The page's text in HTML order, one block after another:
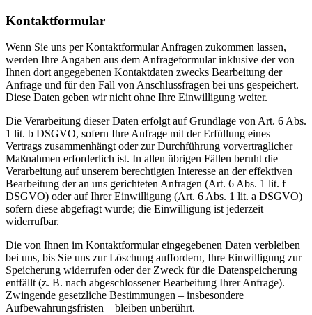
Kontaktformular
Wenn Sie uns per Kontaktformular Anfragen zukommen lassen,
werden Ihre Angaben aus dem Anfrageformular inklusive der von
Ihnen dort angegebenen Kontaktdaten zwecks Bearbeitung der
Anfrage und für den Fall von Anschlussfragen bei uns gespeichert.
Diese Daten geben wir nicht ohne Ihre Einwilligung weiter.
Die Verarbeitung dieser Daten erfolgt auf Grundlage von Art. 6 Abs.
1 lit. b DSGVO, sofern Ihre Anfrage mit der Erfüllung eines
Vertrags zusammenhängt oder zur Durchführung vorvertraglicher
Maßnahmen erforderlich ist. In allen übrigen Fällen beruht die
Verarbeitung auf unserem berechtigten Interesse an der effektiven
Bearbeitung der an uns gerichteten Anfragen (Art. 6 Abs. 1 lit. f
DSGVO) oder auf Ihrer Einwilligung (Art. 6 Abs. 1 lit. a DSGVO)
sofern diese abgefragt wurde; die Einwilligung ist jederzeit
widerrufbar.
Die von Ihnen im Kontaktformular eingegebenen Daten verbleiben
bei uns, bis Sie uns zur Löschung auffordern, Ihre Einwilligung zur
Speicherung widerrufen oder der Zweck für die Datenspeicherung
entfällt (z. B. nach abgeschlossener Bearbeitung Ihrer Anfrage).
Zwingende gesetzliche Bestimmungen – insbesondere
Aufbewahrungsfristen – bleiben unberührt.